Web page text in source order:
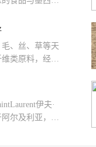
过屠杀，...
、丝、草等天
类原料，经手
是世界范围...
伊夫·
尔及利亚，21